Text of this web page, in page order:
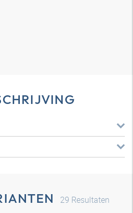
29 Resultaten